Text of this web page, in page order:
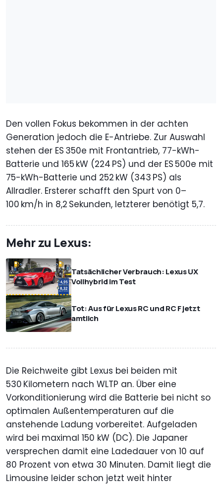
Den vollen Fokus bekommen in der achten
Generation jedoch die E-Antriebe. Zur Auswahl
stehen der ES 350e mit Frontantrieb, 77-kWh-
Batterie und 165 kW (224 PS) und der ES 500e mit
75-kWh-Batterie und 252 kW (343 PS) als
Allradler. Ersterer schafft den Spurt von 0–
100 km/h in 8,2 Sekunden, letzterer benötigt 5,7.
Mehr zu Lexus:
Tatsächlicher Verbrauch: Lexus UX
Vollhybrid im Test
Tot: Aus für Lexus RC und RC F jetzt
amtlich
Die Reichweite gibt Lexus bei beiden mit
530 Kilometern nach WLTP an. Über eine
Vorkonditionierung wird die Batterie bei nicht so
optimalen Außentemperaturen auf die
anstehende Ladung vorbereitet. Aufgeladen
wird bei maximal 150 kW (DC). Die Japaner
versprechen damit eine Ladedauer von 10 auf
80 Prozent von etwa 30 Minuten. Damit liegt die
Limousine leider schon jetzt weit hinter